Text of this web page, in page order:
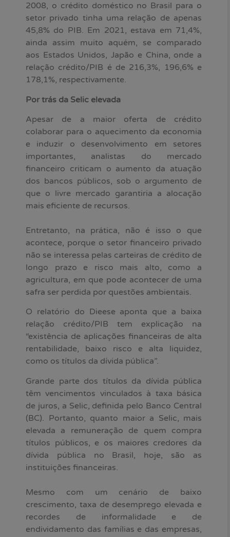
2008, o crédito doméstico no Brasil para o
setor privado tinha uma relação de apenas
45,8% do PIB. Em 2021, estava em 71,4%,
ainda assim muito aquém, se comparado
aos Estados Unidos, Japão e China, onde a
relação crédito/PIB é de 216,3%, 196,6% e
178,1%, respectivamente.
Por trás da Selic elevada
Apesar de a maior oferta de crédito
colaborar para o aquecimento da economia
e induzir o desenvolvimento em setores
importantes, analistas do mercado
financeiro criticam o aumento da atuação
dos bancos públicos, sob o argumento de
que o livre mercado garantiria a alocação
mais eficiente de recursos.
Entretanto, na prática, não é isso o que
acontece, porque o setor financeiro privado
não se interessa pelas carteiras de crédito de
longo prazo e risco mais alto, como a
agricultura, em que pode acontecer de uma
safra ser perdida por questões ambientais.
O relatório do Dieese aponta que a baixa
relação crédito/PIB tem explicação na
“existência de aplicações financeiras de alta
rentabilidade, baixo risco e alta liquidez,
como os títulos da dívida pública”.
Grande parte dos títulos da dívida pública
têm vencimentos vinculados à taxa básica
de juros, a Selic, definida pelo Banco Central
(BC). Portanto, quanto maior a Selic, mais
elevada a remuneração de quem compra
títulos públicos, e os maiores credores da
dívida pública no Brasil, hoje, são as
instituições financeiras.
Mesmo com um cenário de baixo
crescimento, taxa de desemprego elevada e
recordes de informalidade e de
endividamento das famílias e das empresas,